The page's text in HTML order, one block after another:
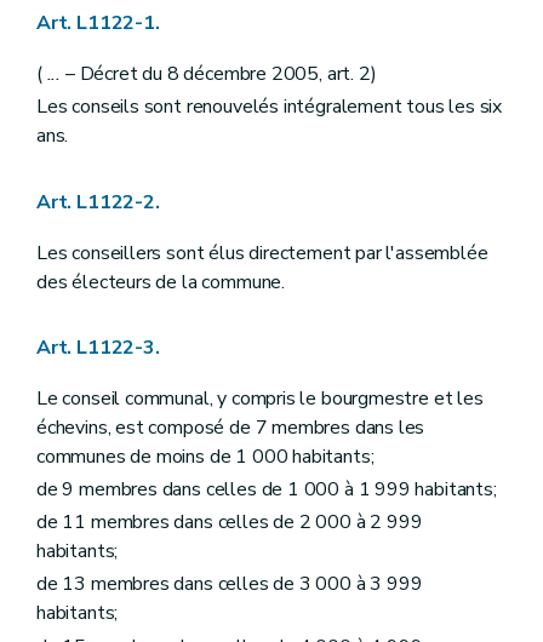
Art. L1215-8
Art. L1215-9
Art. L1215-10
Art. L1215-11
Art. L1215-12
Art. L1215-16
Art. L1215-18
Art. L1215-19
Art. L1215-20
Art. L1215-22
Art. L1215-23
Art. L1215-25
Art. L1215-26
Art. L1215-27
Personnel à statut particulier
Art. L1216-1
Art. L1216-2
Titre II
Art. L1221-1
Chapitre II
Contrats
Art. L1122-1.
(... – Décret du 8 décembre 2005, art. 2)
Les conseils sont renouvelés intégralement tous les six
ans.
Art. L1122-2.
Les conseillers sont élus directement par l'assemblée
des électeurs de la commune.
Art. L1122-3.
Le conseil communal, y compris le bourgmestre et les
échevins, est composé de 7 membres dans les
communes de moins de 1 000 habitants;
de 9 membres dans celles de 1 000 à 1 999 habitants;
de 11 membres dans celles de 2 000 à 2 999
habitants;
de 13 membres dans celles de 3 000 à 3 999
habitants;